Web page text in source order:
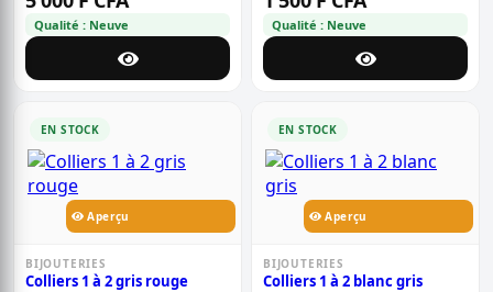
Qualité : Neuve Qualité : Neuve
EN STOCK
Aperçu
BIJOUTERIES
Colliers 1 à 2 gris rouge
EN STOCK
Aperçu
BIJOUTERIES
Colliers 1 à 2 blanc gris